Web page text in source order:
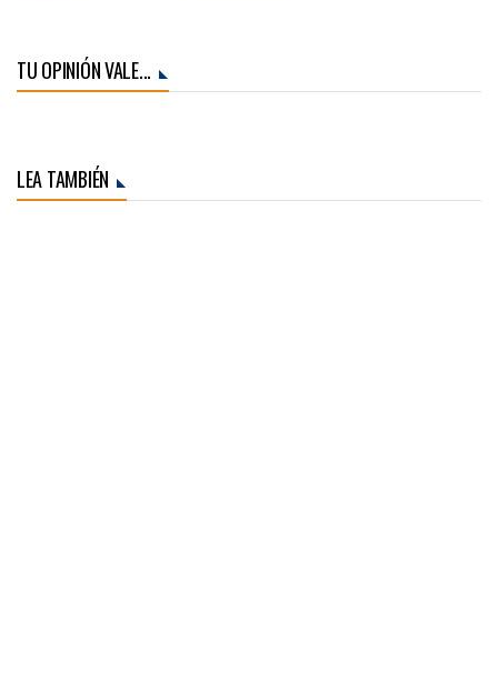
TU OPINIÓN VALE...
LEA TAMBIÉN